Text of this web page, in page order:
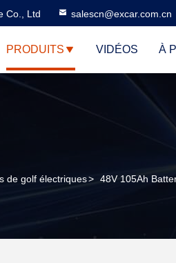
Co., Ltd salescn@excar.com.cn
PRODUITS VIDÉOS À
de golf électriques> 48V 105Ah